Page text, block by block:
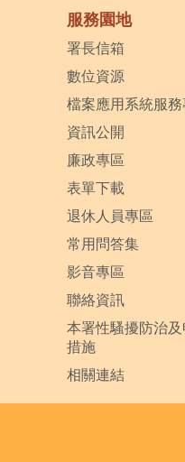
服務園地
署長信箱
數位資源
檔案應用系統服務
資訊公開
廉政專區
表單下載
退休人員專區
常用問答集
影音專區
聯絡資訊
本署性騷擾防治
措施
相關連結